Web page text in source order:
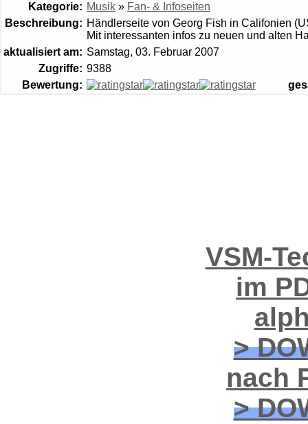
Kategorie: Musik» Fan- & Infoseiten
Beschreibung: Händlerseite von Georg Fish in Califonien
Mit interessanten infos zu neuen und alten
aktualisiert am: Samstag, 03. Februar 2007
Zugriffe: 9388
Bewertung:
VSM-
im
>
nach
>